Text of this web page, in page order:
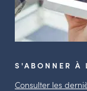
S'ABONNER À
Consulter les